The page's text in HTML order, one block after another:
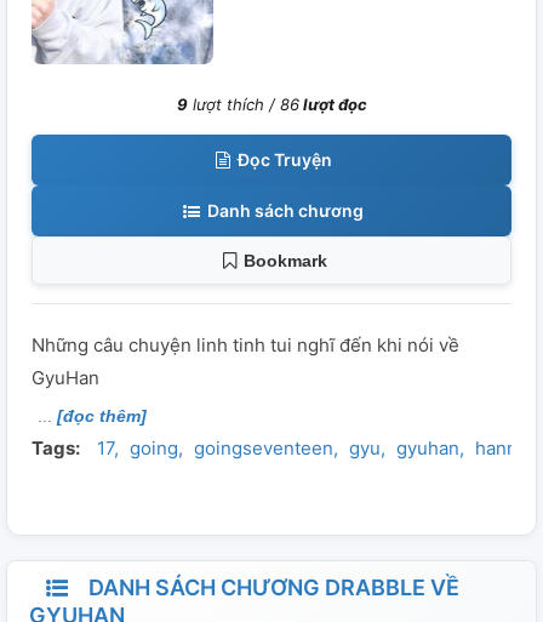
9lượt thích /86lượt đọc
Đọc Truyện
Danh sách chương
Bookmark
Những câu chuyện linh tinh tui nghĩ đến khi nói về
GyuHan
[đọc thêm]
Tags: 17 going goingseventeen gyu gyuhan hannie
DANH SÁCH CHƯƠNG DRABBLE VỀ
GYUHAN